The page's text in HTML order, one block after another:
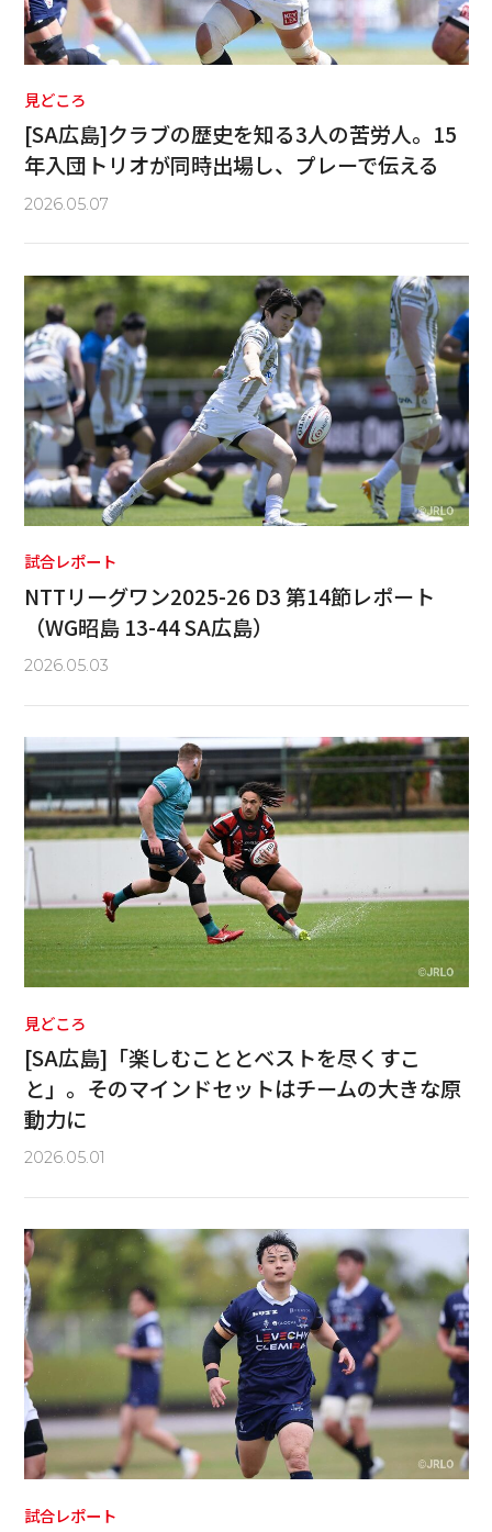
見どころ
[SA広島]クラブの歴史を知る3人の苦労人。15
年入団トリオが同時出場し、プレーで伝える
2026.05.07
試合レポート
NTTリーグワン2025-26 D3 第14節レポート
（WG昭島 13-44 SA広島）
2026.05.03
見どころ
[SA広島]「楽しむこととベストを尽くすこ
と」。そのマインドセットはチームの大きな原
動力に
2026.05.01
試合レポート